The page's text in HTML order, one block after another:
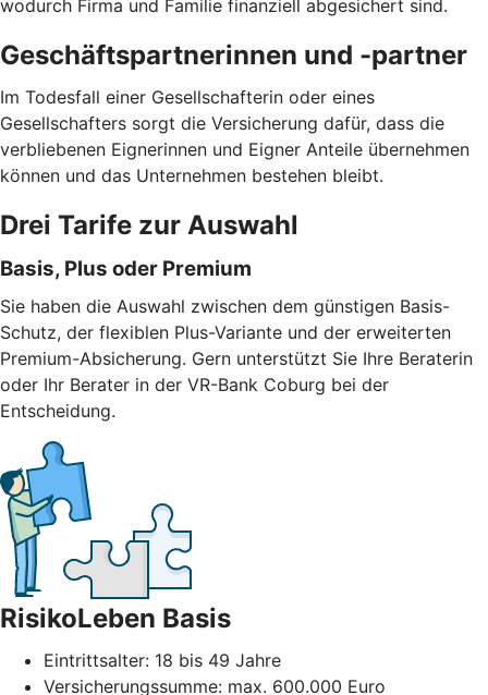
wodurch Firma und Familie finanziell abgesichert sind.
Geschäftspartnerinnen und -partner
Im Todesfall einer Gesellschafterin oder eines
Gesellschafters sorgt die Versicherung dafür, dass die
verbliebenen Eignerinnen und Eigner Anteile übernehmen
können und das Unternehmen bestehen bleibt.
Drei Tarife zur Auswahl
Basis, Plus oder Premium
Sie haben die Auswahl zwischen dem günstigen Basis-
Schutz, der flexiblen Plus-Variante und der erweiterten
Premium-Absicherung. Gern unterstützt Sie Ihre Beraterin
oder Ihr Berater in der VR-Bank Coburg bei der
Entscheidung.
RisikoLeben Basis
Eintrittsalter: 18 bis 49 Jahre
Versicherungssumme: max. 600.000 Euro